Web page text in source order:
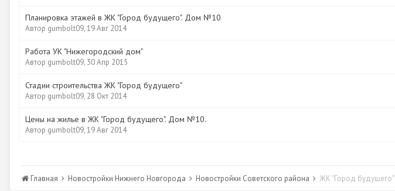
Планировка этажей в ЖК "Город будущего". Дом №10
Автор gumbolt09,19 Авг 2014
Работа УК "Нижегородский дом"
Автор gumbolt09, 30 Апр 2015
Стадии строительства ЖК "Город будущего"
Автор gumbolt09, 28 Окт 2014
Цены на жилье в ЖК "Город будущего". Дом №10.
Автор gumbolt09,19 Авг 2014
Главная Новостройки Нижнего Новгорода Новостройки Советского района ЖК "Город будущего"